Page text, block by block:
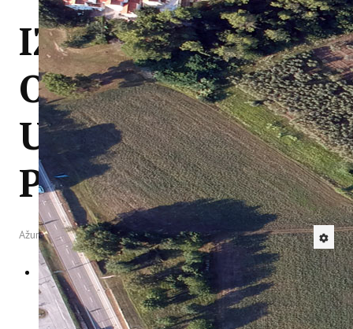
CONSUMLESS PLUS
IstraOILFest
ARHIVA PROJEKATA
IstraECOinclusive
Izdavačka djelatnost
Izbor u znanstvena zvanja
Dokumenti
Statut
Strategija
CIP
Pravo na pristup informacijama
Zaštita osobnih podataka
Godišnji izvještaj
Javna nabava
Natječaji za radna mjesta
Zakonodavni okvir
Akti Instituta
Linkovi
Kontakt
IZOBRAZBA -
ODRŽIVA
UPORABA
PESTICIDA
Ažurirano: 27 Kolovoz 2025